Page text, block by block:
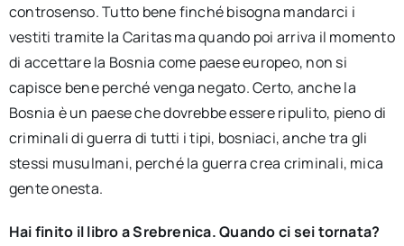
controsenso. Tutto bene finché bisogna mandarci i
vestiti tramite la Caritas ma quando poi arriva il momento
di accettare la Bosnia come paese europeo, non si
capisce bene perché venga negato. Certo, anche la
Bosnia è un paese che dovrebbe essere ripulito, pieno di
criminali di guerra di tutti i tipi, bosniaci, anche tra gli
stessi musulmani, perché la guerra crea criminali, mica
gente onesta.
Hai finito il libro a Srebrenica. Quando ci sei tornata?